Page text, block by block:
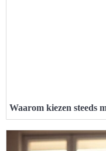
Waarom kiezen steeds